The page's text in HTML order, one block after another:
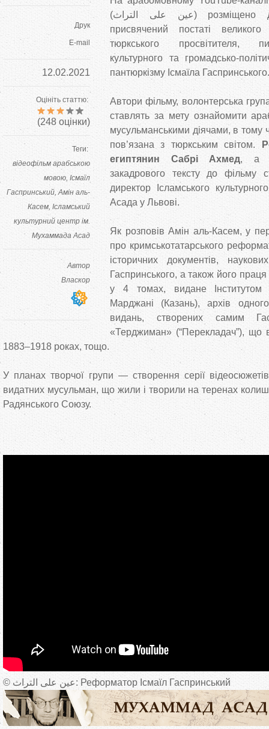
Друк
E-mail
12.02.2021
Оцініть статтю:
(248 оцінки)
Теги:
відеофільм арабською
мовою Ісмаїл
Гаспринський Амін аль-
Касем Ісламський
культурний центр ім.
Мухаммада Асад
Автор
Власкор
(عين على التراث) розміщено документальний фільм,
присвячений постаті великого
тюркського просвітителя,
культурного та громадсько-
пантюркізму Ісмаїла Гаспринського.
Автори фільму, волонтерська
ставлять за мету ознайомити
мусульманськими діячами, в тому
пов’язана з тюркським світом.
египтянин Сабрі Ахмед, а
закадрового тексту до
директор Ісламського
Асада у Львові.
Як розповів Амін аль-Касем, у
про кримськотатарського
історичних документів,
Гаспринського, а також його
у 4 томах, видане Інститутом
Марджані (Казань), архів
видань, створених самим
«Терджиман» (“Перекладач”), що
1883–1918 роках, тощо.
У планах творчої групи — створення серії
видатних мусульман, що жили і творили на теренах
Радянського Союзу.
© عين على التراث: Реформатор Ісмаїл Гаспринський